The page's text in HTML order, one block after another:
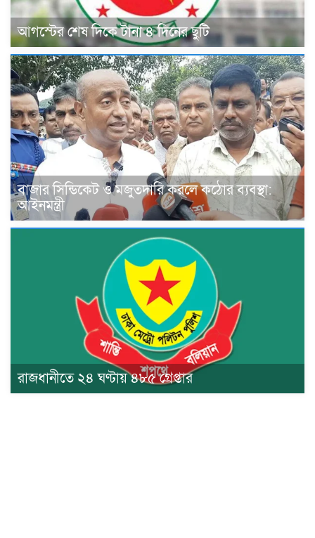
আগস্টের শেষ দিকে টানা ৪ দিনের ছুটি
বাজার সিন্ডিকেট ও মজুতদারি করলে কঠোর ব্যবস্থা:
আইনমন্ত্রী
রাজধানীতে ২৪ ঘণ্টায় ৪৮৫ গ্রেপ্তার